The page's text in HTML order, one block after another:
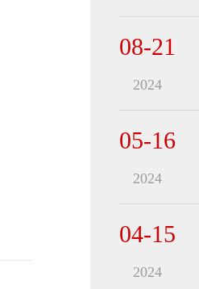
08-21
2024
05-16
2024
04-15
2024